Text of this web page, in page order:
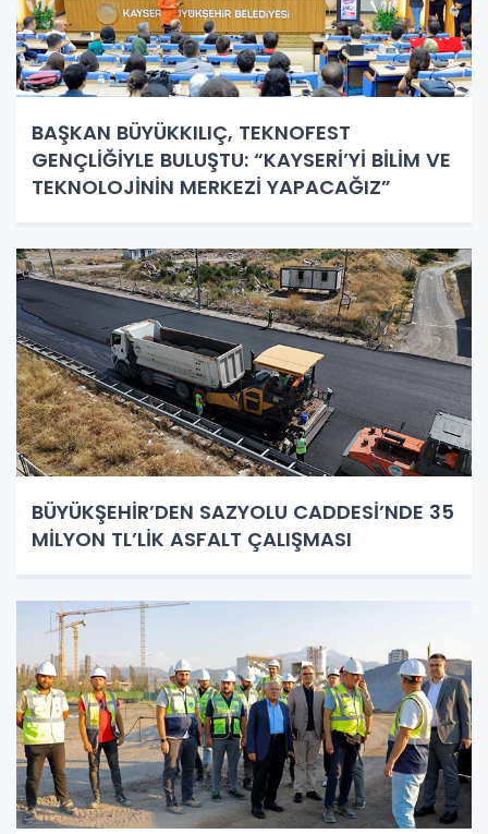
BAŞKAN BÜYÜKKILIÇ, TEKNOFEST
GENÇLİĞİYLE BULUŞTU: “KAYSERİ’Yİ BİLİM VE
TEKNOLOJİNİN MERKEZİ YAPACAĞIZ”
BÜYÜKŞEHİR’DEN SAZYOLU CADDESİ’NDE 35
MİLYON TL’LİK ASFALT ÇALIŞMASI